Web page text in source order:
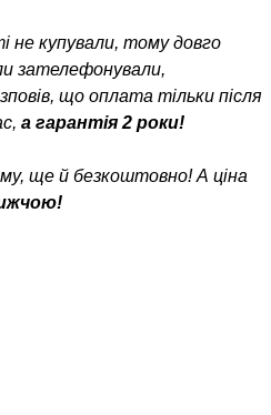
не купували, тому довго
зателефонували,
що оплата тільки після
а гарантія 2 роки!
ще й безкоштовно! А ціна